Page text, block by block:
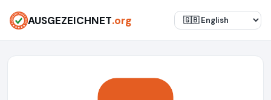
AUSGEZEICHNET.org